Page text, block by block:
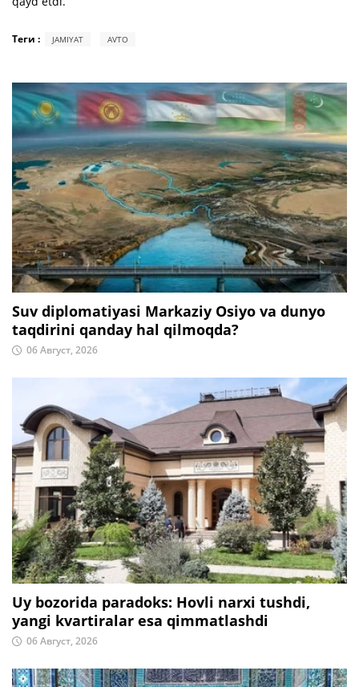
Теги : JAMIYAT AVTO
Suv diplomatiyasi Markaziy Osiyo va dunyo
taqdirini qanday hal qilmoqda?
06 Август, 2026
Uy bozorida paradoks: Hovli narxi tushdi,
yangi kvartiralar esa qimmatlashdi
06 Август, 2026